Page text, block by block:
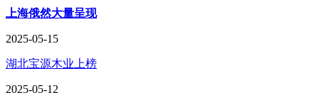
上海俄然大量呈现
2025-05-15
湖北宝源木业上榜
2025-05-12